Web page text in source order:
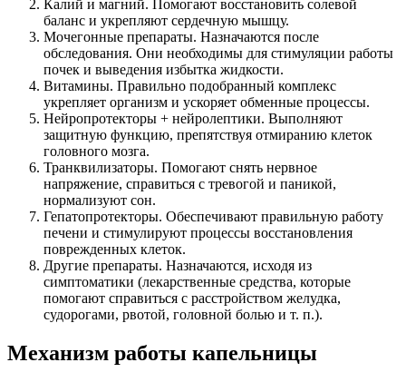
Калий и магний. Помогают восстановить солевой
баланс и укрепляют сердечную мышцу.
Мочегонные препараты. Назначаются после
обследования. Они необходимы для стимуляции работы
почек и выведения избытка жидкости.
Витамины. Правильно подобранный комплекс
укрепляет организм и ускоряет обменные процессы.
Нейропротекторы + нейролептики. Выполняют
защитную функцию, препятствуя отмиранию клеток
головного мозга.
Транквилизаторы. Помогают снять нервное
напряжение, справиться с тревогой и паникой,
нормализуют сон.
Гепатопротекторы. Обеспечивают правильную работу
печени и стимулируют процессы восстановления
поврежденных клеток.
Другие препараты. Назначаются, исходя из
симптоматики (лекарственные средства, которые
помогают справиться с расстройством желудка,
судорогами, рвотой, головной болью и т. п.).
Механизм работы капельницы